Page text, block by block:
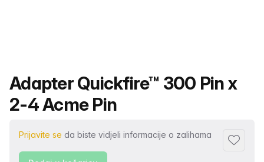
Naziv proizvoda
Adapter Quickfire™ 300 Pin x
2-4 Acme Pin
Prijavite se da biste vidjeli informacije o zalihama
Dodaj